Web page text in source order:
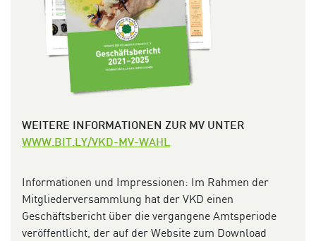
WEITERE INFORMATIONEN ZUR MV UNTER
WWW.BIT.LY/VKD-MV-WAHL
Informationen und Impressionen: Im Rahmen der
Mitgliederversammlung hat der VKD einen
Geschäftsbericht über die vergangene Amtsperiode
veröffentlicht, der auf der Website zum Download